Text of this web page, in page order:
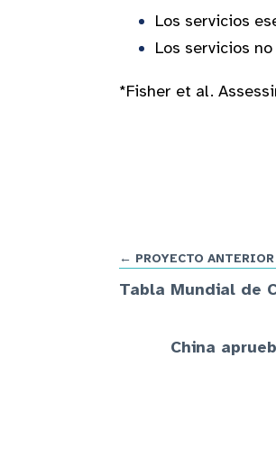
Los servicios
Los servicios
*Fisher et al.
← PROYECTO ANTERIOR
Tabla Mundial de
China